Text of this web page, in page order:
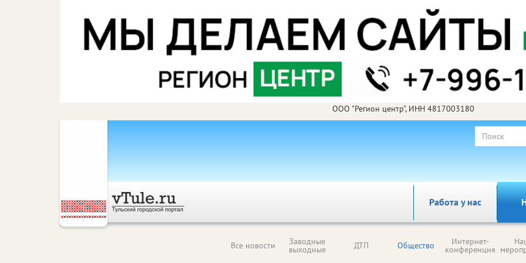
ООО "Регион центр", ИНН 4817003180
Работа у нас
Все новости Заводные
выходные ДТП Общество Интернет-
конференция